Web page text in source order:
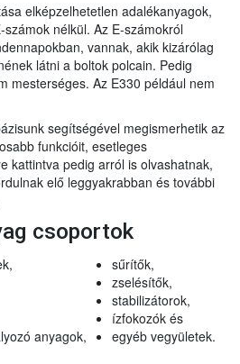
elképzelhetetlen adalékanyagok,
nélkül. Az E-számokról
vannak, akik kizárólag
látni a boltok polcain. Pedig
mesterséges. Az E330 például nem
segítségével megismerhetik az
funkcióit, esetleges
kattintva pedig arról is olvashatnak,
elő leggyakrabban és további
csoportok
anyagok,
sűrítők,
zselésítők,
stabilizátorok,
ízfokozók és
egyéb vegyületek.